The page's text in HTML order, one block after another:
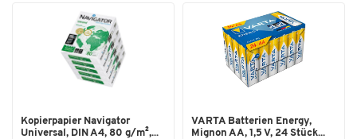
Montierbar mittels Vesa®-Platte (75 und 100 mm),
silikonbeschichteter C-Klemme oder Tüllenöffnung
Tischplattenstärke für Montage: 10 - 80 mm
IGR-zertifiziert (Institut für Gesundheit und Ergonomie)
TÜV-zertifiziert
Farbe: dunkelgrau
Kopierpapier Navigator
Universal, DIN A4, 80 g/m²,...
VARTA Batterien Energy,
Mignon AA, 1,5 V, 24 Stück...